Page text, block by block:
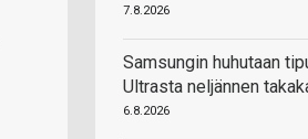
7.8.2026
Samsungin huhutaan
Ultrasta neljännen
6.8.2026